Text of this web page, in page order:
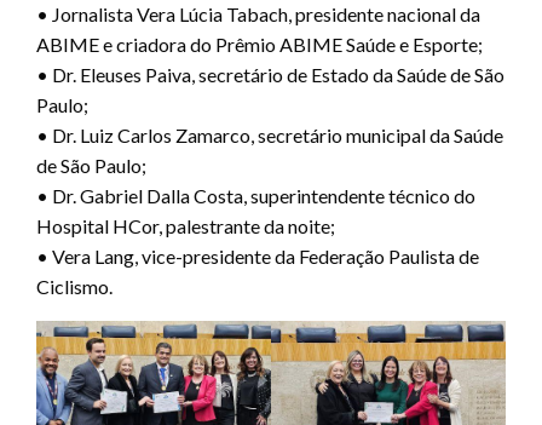
• Jornalista Vera Lúcia Tabach, presidente nacional da
ABIME e criadora do Prêmio ABIME Saúde e Esporte;
• Dr. Eleuses Paiva, secretário de Estado da Saúde de São
Paulo;
• Dr. Luiz Carlos Zamarco, secretário municipal da Saúde
de São Paulo;
• Dr. Gabriel Dalla Costa, superintendente técnico do
Hospital HCor, palestrante da noite;
• Vera Lang, vice-presidente da Federação Paulista de
Ciclismo.